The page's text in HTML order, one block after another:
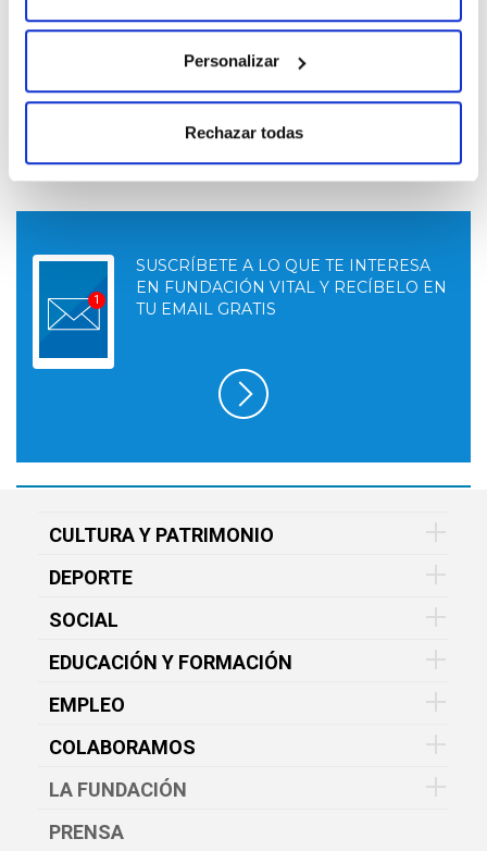
Personalizar
Rechazar todas
Memoria sanitaria
226.41 KB
SUSCRÍBETE A LO QUE TE INTERESA
EN FUNDACIÓN VITAL Y RECÍBELO EN
TU EMAIL GRATIS
CULTURA Y PATRIMONIO
DEPORTE
SOCIAL
EDUCACIÓN Y FORMACIÓN
EMPLEO
COLABORAMOS
LA FUNDACIÓN
PRENSA